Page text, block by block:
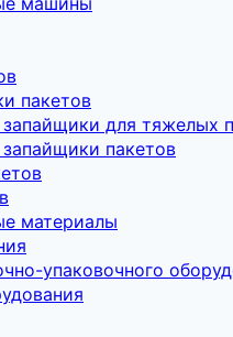
пакетов
для тяжелых
пакетов
материалы
упаковочного